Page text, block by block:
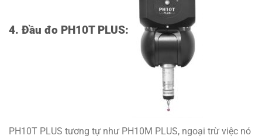
4. Đầu đo PH10T PLUS:
PH10T PLUS tương tự như PH10M PLUS, ngoại trừ việc nó